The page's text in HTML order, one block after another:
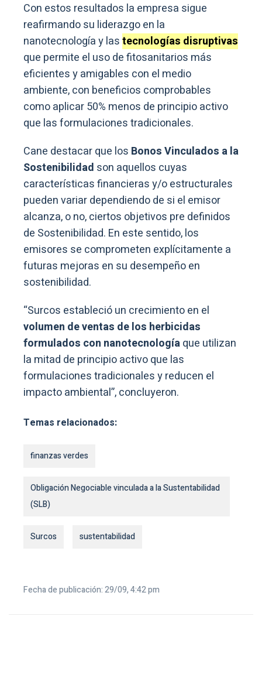
Con estos resultados la empresa sigue
reafirmando su liderazgo en la
nanotecnología y lastecnologías disruptivas
que permite el uso de fitosanitarios más
eficientes y amigables con el medio
ambiente, con beneficios comprobables
como aplicar 50% menos de principio activo
que las formulaciones tradicionales.
Cane destacar que los Bonos Vinculados a la
Sostenibilidad son aquellos cuyas
características financieras y/o estructurales
pueden variar dependiendo de si el emisor
alcanza, o no, ciertos objetivos pre definidos
de Sostenibilidad. En este sentido, los
emisores se comprometen explícitamente a
futuras mejoras en su desempeño en
sostenibilidad.
“Surcos estableció un crecimiento en el
volumen de ventas de los herbicidas
formulados con nanotecnologíaque utilizan
la mitad de principio activo que las
formulaciones tradicionales y reducen el
impacto ambiental”, concluyeron.
Temas relacionados:
finanzas verdes
Obligación Negociable vinculada a la Sustentabilidad
(SLB)
Surcos sustentabilidad
Fecha de publicación: 29/09, 4:42 pm